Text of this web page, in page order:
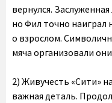
вернулся.
но Фил точно наиграл
о взрослом.
мяча организовали
2) Живучесть «Сити»
важная деталь.